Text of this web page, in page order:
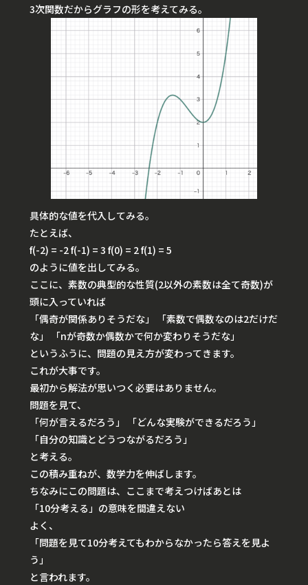
3次関数だからグラフの形を考えてみる。
具体的な値を代入してみる。
たとえば、
f(-2) = -2 f(-1) = 3 f(0) = 2 f(1) = 5
のように値を出してみる。
ここに、素数の典型的な性質(2以外の素数は全て奇数)が
頭に入っていれば
「偶奇が関係ありそうだな」 「素数で偶数なのは2だけだ
な」 「nが奇数か偶数かで何か変わりそうだな」
というふうに、問題の見え方が変わってきます。
これが大事です。
最初から解法が思いつく必要はありません。
問題を見て、
「何が言えるだろう」 「どんな実験ができるだろう」
「自分の知識とどうつながるだろう」
と考える。
この積み重ねが、数学力を伸ばします。
ちなみにこの問題は、ここまで考えつけばあとは
「10分考える」の意味を間違えない
よく、
「問題を見て10分考えてもわからなかったら答えを見よ
う」
と言われます。